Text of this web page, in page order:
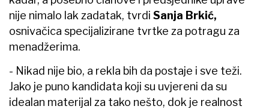
nije nimalo lak zadatak, tvrdi Sanja Brkić,
osnivačica specijalizirane tvrtke za potragu za
menadžerima.
- Nikad nije bio, a rekla bih da postaje i sve teži.
Jako je puno kandidata koji su uvjereni da su
idealan materijal za tako nešto, dok je realnost